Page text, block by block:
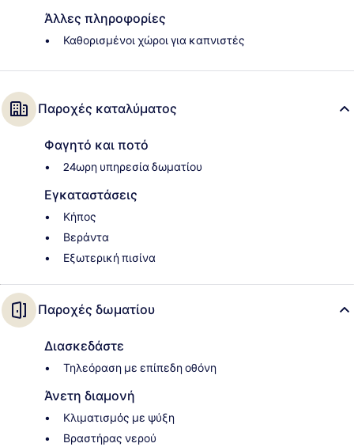
Άλλες πληροφορίες
Καθορισμένοι χώροι για καπνιστές
Παροχές καταλύματος
Φαγητό και ποτό
24ωρη υπηρεσία δωματίου
Εγκαταστάσεις
Κήπος
Βεράντα
Εξωτερική πισίνα
Παροχές δωματίου
Διασκεδάστε
Τηλεόραση με επίπεδη οθόνη
Άνετη διαμονή
Κλιματισμός με ψύξη
Βραστήρας νερού